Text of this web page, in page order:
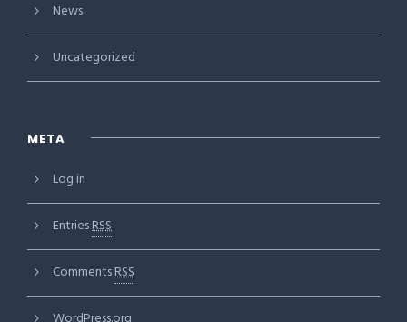
News
Uncategorized
META
Log in
EntriesRSS
CommentsRSS